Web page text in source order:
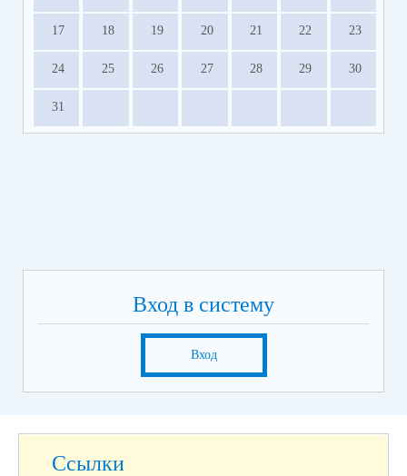
17 18 19 20 21 22 23
24 25 26 27 28 29 30
31
Вход в систему
Вход
Ссылки